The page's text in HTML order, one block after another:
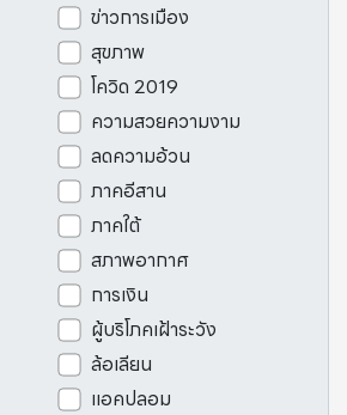
ข่าวการเมือง
สุขภาพ
โควิด 2019
ความสวยความงาม
ลดความอ้วน
ภาคอีสาน
ภาคใต้
สภาพอากาศ
การเงิน
ผู้บริโภคเฝ้าระวัง
ล้อเลียน
แอคปลอม